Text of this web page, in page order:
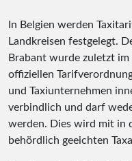
In Belgien werden
Landkreisen festgelegt.
Brabant wurde zuletzt
offiziellen
und Taxiunternehmen
verbindlich und darf
werden. Dies wird mit in
behördlich geeichten